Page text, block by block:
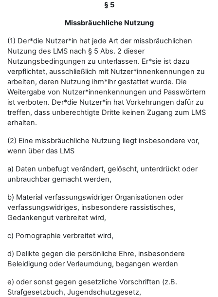
§ 5
Missbräuchliche Nutzung
(1) Der*die Nutzer*in hat jede Art der missbräuchlichen
Nutzung des LMS nach § 5 Abs. 2 dieser
Nutzungsbedingungen zu unterlassen. Er*sie ist dazu
verpflichtet, ausschließlich mit Nutzer*innenkennungen zu
arbeiten, deren Nutzung ihm*ihr gestattet wurde. Die
Weitergabe von Nutzer*innenkennungen und Passwörtern
ist verboten. Der*die Nutzer*in hat Vorkehrungen dafür zu
treffen, dass unberechtigte Dritte keinen Zugang zum LMS
erhalten.
(2) Eine missbräuchliche Nutzung liegt insbesondere vor,
wenn über das LMS
a) Daten unbefugt verändert, gelöscht, unterdrückt oder
unbrauchbar gemacht werden,
b) Material verfassungswidriger Organisationen oder
verfassungswidriges, insbesondere rassistisches,
Gedankengut verbreitet wird,
c) Pornographie verbreitet wird,
d) Delikte gegen die persönliche Ehre, insbesondere
Beleidigung oder Verleumdung, begangen werden
e) oder sonst gegen gesetzliche Vorschriften (z.B.
Strafgesetzbuch, Jugendschutzgesetz,